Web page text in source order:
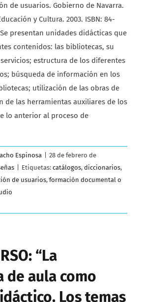
de usuarios. Gobierno de Navarra.
y Cultura. 2003. ISBN: 84-
Se presentan unidades didácticas que
contenidos: las bibliotecas, su
estructura de los diferentes
búsqueda de información en los
utilización de las obras de
de las herramientas auxiliares de los
lo anterior al proceso de
Espinosa
28 de febrero de
Etiquetas: catálogos, diccionarios,
de usuarios, formación documental o
“La
de aula como
Los temas